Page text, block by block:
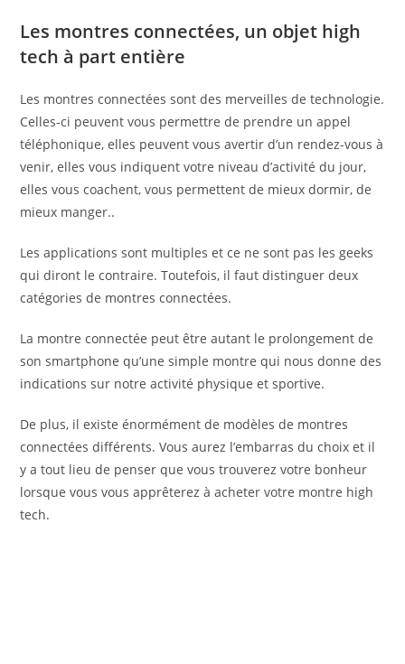
Les montres connectées, un objet high
tech à part entière
Les montres connectées sont des merveilles de technologie.
Celles-ci peuvent vous permettre de prendre un appel
téléphonique, elles peuvent vous avertir d’un rendez-vous à
venir, elles vous indiquent votre niveau d’activité du jour,
elles vous coachent, vous permettent de mieux dormir, de
mieux manger..
Les applications sont multiples et ce ne sont pas les geeks
qui diront le contraire. Toutefois, il faut distinguer deux
catégories de montres connectées.
La montre connectée peut être autant le prolongement de
son smartphone qu’une simple montre qui nous donne des
indications sur notre activité physique et sportive.
De plus, il existe énormément de modèles de montres
connectées différents. Vous aurez l’embarras du choix et il
y a tout lieu de penser que vous trouverez votre bonheur
lorsque vous vous apprêterez à acheter votre montre high
tech.